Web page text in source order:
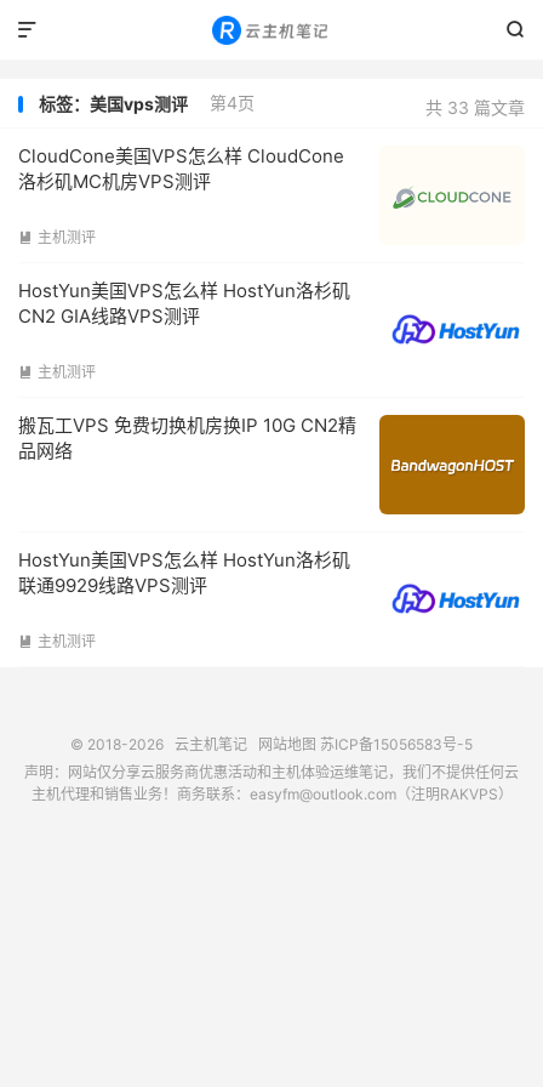


共 33 篇文章
标签：美国vps测评 第4页
CloudCone美国VPS怎么样 CloudCone
洛杉矶MC机房VPS测评
 主机测评
HostYun美国VPS怎么样 HostYun洛杉矶
CN2 GIA线路VPS测评
 主机测评
搬瓦工VPS 免费切换机房换IP 10G CN2精
品网络
HostYun美国VPS怎么样 HostYun洛杉矶
联通9929线路VPS测评
 主机测评
© 2018-2026 云主机笔记 网站地图 苏ICP备15056583号-5
声明：网站仅分享云服务商优惠活动和主机体验运维笔记，我们不提供任何云
主机代理和销售业务！商务联系：easyfm@outlook.com（注明RAKVPS）